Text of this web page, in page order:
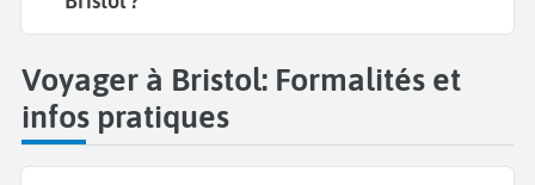
Voyager à Bristol: Formalités et
infos pratiques